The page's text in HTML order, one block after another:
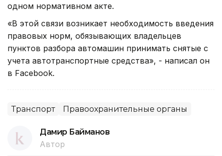
одном нормативном акте.
«В этой связи возникает необходимость введения
правовых норм, обязывающих владельцев
пунктов разбора автомашин принимать снятые с
учета автотранспортные средства», - написал он
в Facebook.
Транспорт Правоохранительные органы
Дамир Байманов
Автор